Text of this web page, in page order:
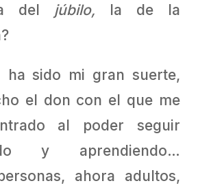
del júbilo, la de la
ha sido mi gran suerte,
el don con el que me
al poder seguir
y aprendiendo…
ahora adultos,